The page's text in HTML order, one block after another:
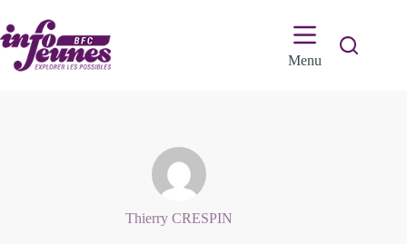
au
contenu
Menu
Thierry CRESPIN